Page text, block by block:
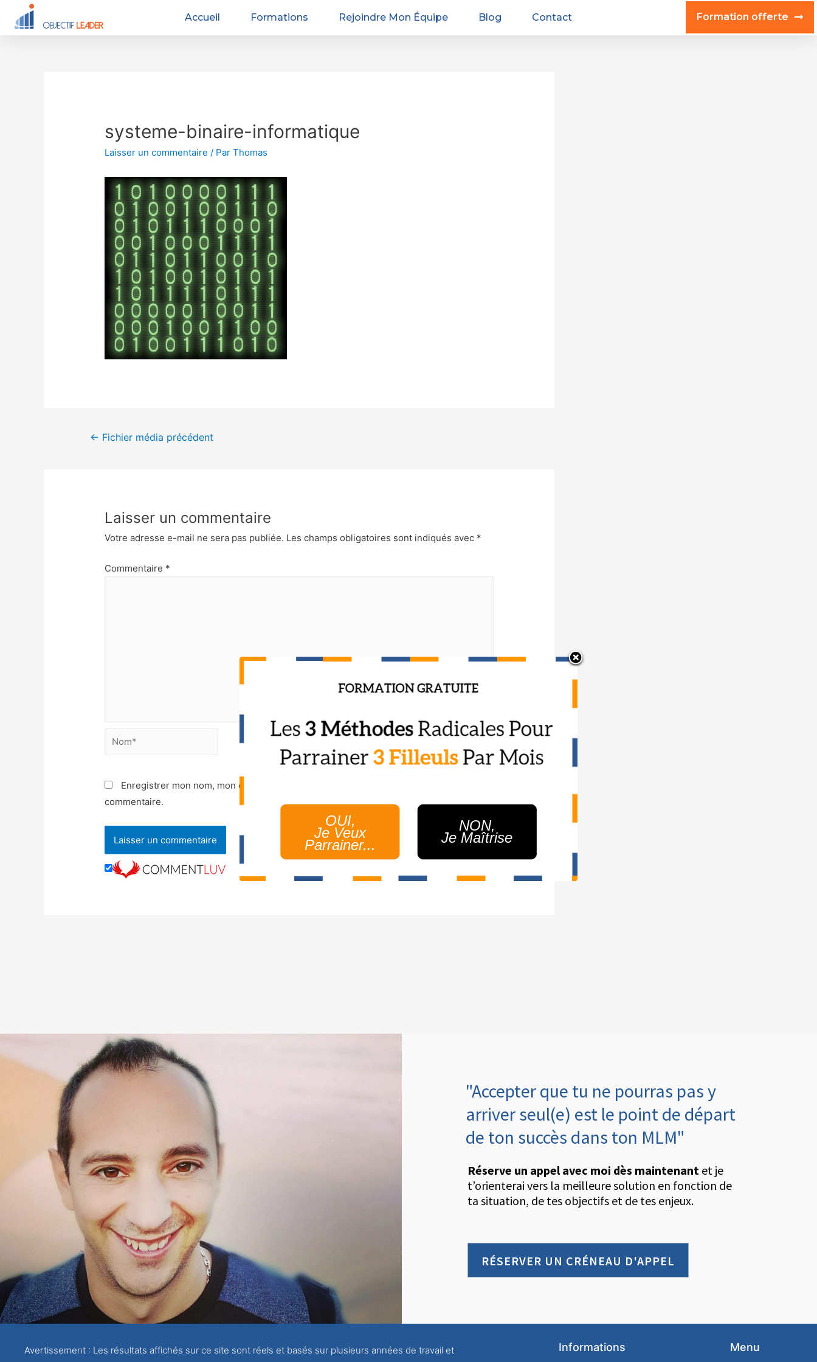
Accueil Formations Rejoindre Mon Équipe Blog Contact Formation offerte
systeme-binaire-informatique
Laisser un commentaire / ParThomas
← Fichier média précédent
Laisser un commentaire
Votre adresse e-mail ne sera pas publiée. Les champs obligatoires sont indiqués avec *
Commentaire *
Enregistrer mon nom, mon e-mail et mon site dans le navigateur pour mon prochain
commentaire.
"Accepter que tu ne pourras pas y
arriver seul(e) est le point de départ
de ton succès dans ton MLM"
Réserve un appel avec moi dès maintenant et je
t’orienterai vers la meilleure solution en fonction de
ta situation, de tes objectifs et de tes enjeux.
RÉSERVER UN CRÉNEAU D'APPEL
Avertissement : Les résultats affichés sur ce site sont réels et basés sur plusieurs années de travail et
Informations Menu
OUI,
Je Veux
Parrainer...
NON,
Je Maîtrise